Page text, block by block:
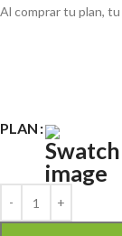
Al comprar tu plan,
PLAN